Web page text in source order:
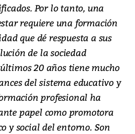
Por lo tanto, una
requiere una formación
que dé respuesta a sus
de la sociedad
20 años tiene mucho
del sistema educativo y
profesional ha
papel como promotora
y social del entorno. Son